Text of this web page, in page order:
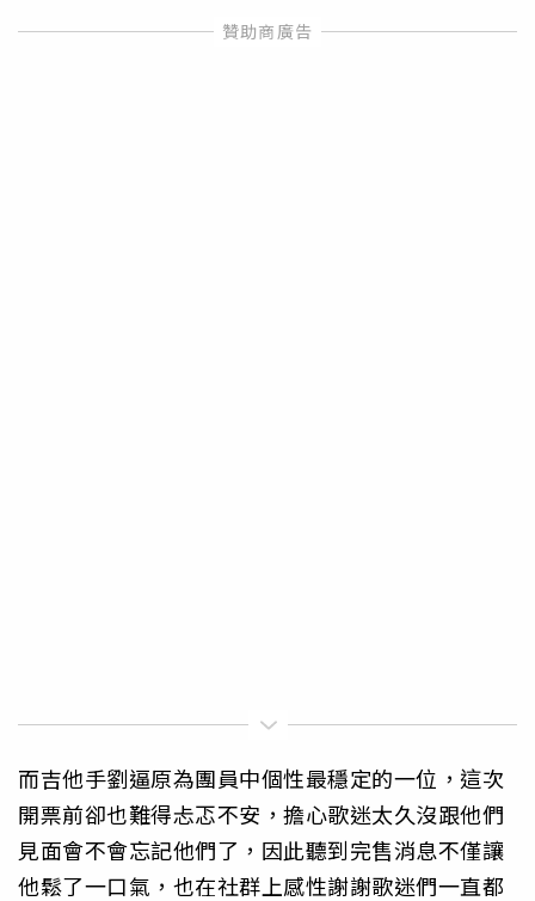
而吉他手劉逼原為團員中個性最穩定的一位，這次
開票前卻也難得忐忑不安，擔心歌迷太久沒跟他們
見面會不會忘記他們了，因此聽到完售消息不僅讓
他鬆了一口氣，也在社群上感性謝謝歌迷們一直都